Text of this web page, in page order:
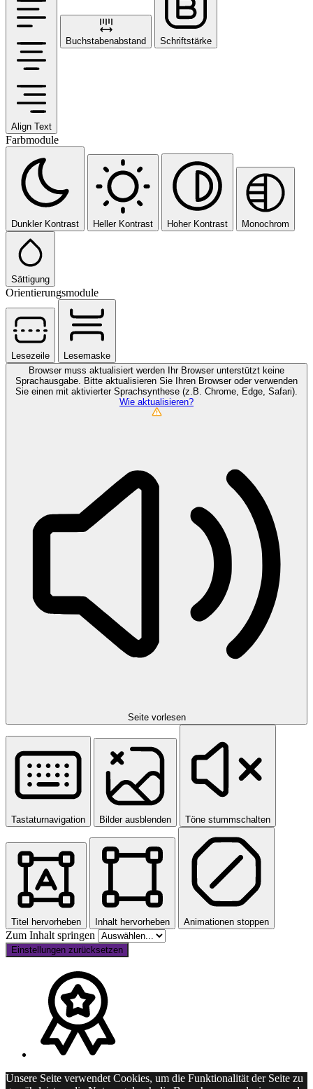
Align Text
Buchstabenabstand Schriftstärke
Farbmodule
Dunkler Kontrast Heller Kontrast Hoher Kontrast Monochrom
Sättigung
Orientierungsmodule
Lesezeile
Lesemaske
Browser muss aktualisiert werden
Ihr Browser unterstützt keine
Sprachausgabe. Bitte aktualisieren Sie Ihren Browser oder verwenden
Sie einen mit aktivierter Sprachsynthese (z.B. Chrome, Edge, Safari).
Wie aktualisieren?
Seite vorlesen
Tastaturnavigation Bilder ausblenden Töne stummschalten
Titel hervorheben Inhalt hervorheben Animationen stoppen
Zum Inhalt springen
Einstellungen zurücksetzen
Unsere Seite verwendet Cookies, um die Funktionalität der Seite zu